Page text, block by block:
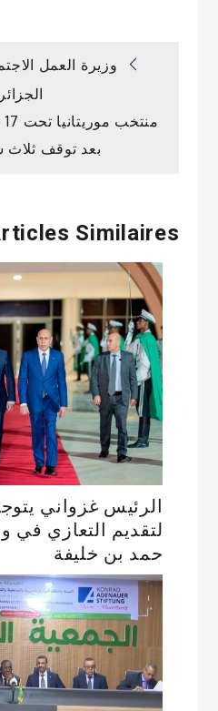
تصفّح
المقالات
وزيرة العمل
بعد توقف ثلاث
Similaires
الرئيس غزواني
لتقديم التعازي في
حمد بن خليفة